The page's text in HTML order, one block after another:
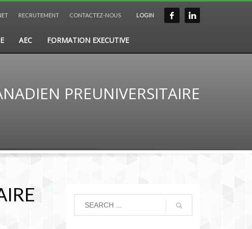
RECRUTEMENT CONTACTEZ-NOUS LOGIN
AEC FORMATION EXECUTIVE
PREUNIVERSITAIRE